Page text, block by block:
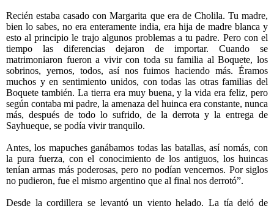
Recién estaba casado con Margarita que era de Cholila. Tu madre,
bien lo sabes, no era enteramente india, era hija de madre blanca y
esto al principio le trajo algunos problemas a tu padre. Pero con el
tiempo las diferencias dejaron de importar. Cuando se
matrimoniaron fueron a vivir con toda su familia al Boquete, los
sobrinos, yernos, todos, así nos fuimos haciendo más. Éramos
muchos y en sentimiento unidos, con todas las otras familias del
Boquete también. La tierra era muy buena, y la vida era feliz, pero
según contaba mi padre, la amenaza del huinca era constante, nunca
más, después de todo lo sufrido, de la derrota y la entrega de
Sayhueque, se podía vivir tranquilo.
Antes, los mapuches ganábamos todas las batallas, así nomás, con
la pura fuerza, con el conocimiento de los antiguos, los huincas
tenían armas más poderosas, pero no podían vencernos. Por siglos
no pudieron, fue el mismo argentino que al final nos derrotó”.
Desde la cordillera se levantó un viento helado. La tía dejó de